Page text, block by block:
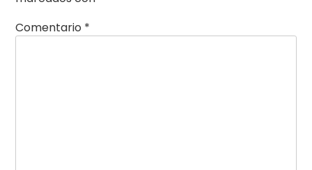
Comentario *